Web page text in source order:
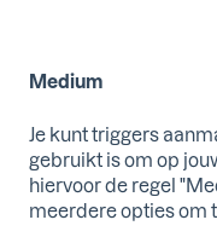
Medium
Je kunt triggers
gebruikt is om op
hiervoor de regel
meerdere opties om